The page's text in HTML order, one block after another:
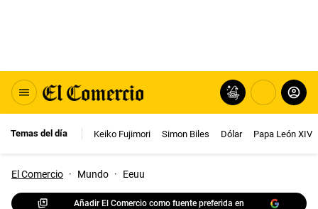
Temas del día Keiko Fujimori Simon Biles Dólar Papa León XIV
El Comercio · Mundo · Eeuu
Añadir El Comercio como fuente preferida en